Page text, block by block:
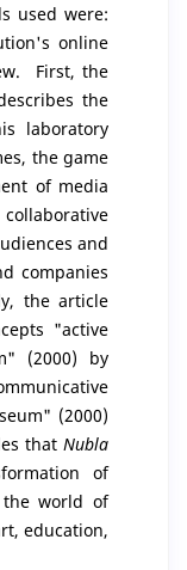
used were:
online
First, the
the
laboratory
the game
of media
and
companies
the article
"active
(2000) by
(2000)
thatNubla
of
world of
education,